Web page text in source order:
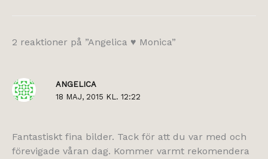
2 reaktioner på ”Angelica ♥ Monica”
ANGELICA
18 MAJ, 2015 KL. 12:22
Fantastiskt fina bilder. Tack för att du var med och
förevigade våran dag. Kommer varmt rekomendera